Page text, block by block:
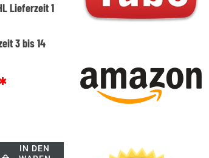
Lieferzeit 1
3 bis 14
IN DEN